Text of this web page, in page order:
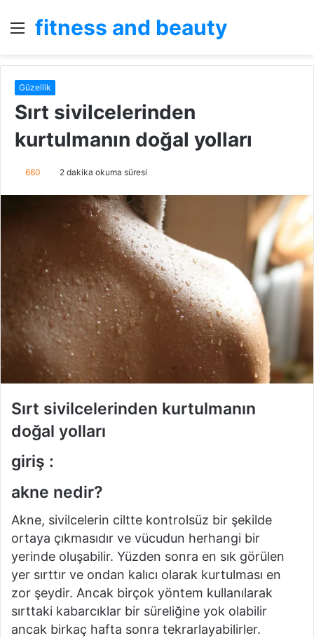
Menü
fitness and beauty
...
Güzellik
Sırt sivilcelerinden
kurtulmanın doğal yolları
660 2 dakika okuma süresi
Sırt sivilcelerinden kurtulmanın
doğal yolları
giriş :
akne nedir?
Akne, sivilcelerin ciltte kontrolsüz bir şekilde
ortaya çıkmasıdır ve vücudun herhangi bir
yerinde oluşabilir. Yüzden sonra en sık görülen
yer sırttır ve ondan kalıcı olarak kurtulması en
zor şeydir. Ancak birçok yöntem kullanılarak
sırttaki kabarcıklar bir süreliğine yok olabilir
ancak birkaç hafta sonra tekrarlayabilirler.